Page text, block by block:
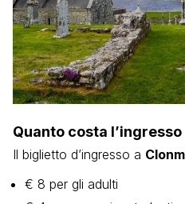
Quanto costa
Il biglietto d’ingresso a
€ 8 per gli adulti